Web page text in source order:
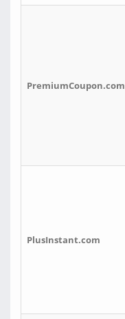
PremiumCoupon.com
PlusInstant.com